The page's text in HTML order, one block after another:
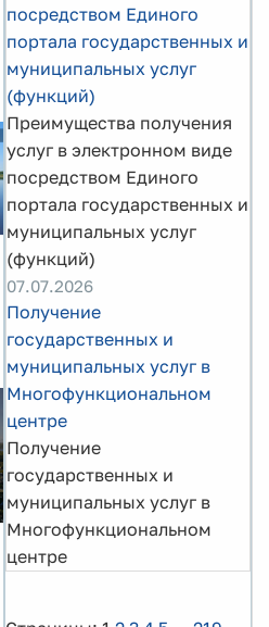
посредством Единого
портала государственных и
муниципальных услуг
(функций)
Преимущества получения
услуг в электронном виде
посредством Единого
портала государственных и
муниципальных услуг
(функций)
07.07.2026
Получение
государственных и
муниципальных услуг в
Многофункциональном
центре
Получение
государственных и
муниципальных услуг в
Многофункциональном
центре